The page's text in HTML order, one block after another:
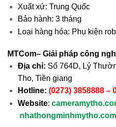
Xuất xứ: Trung Quốc
Bảo hành: 3 tháng
Loại hàng hóa: Phụ kiện
MTCom– Giải pháp công
Địa chỉ: Số 764D, Lý
Tho, Tiền giang
Hotline: (0273) 3858888 –
Website:
nhathongminhmytho.com